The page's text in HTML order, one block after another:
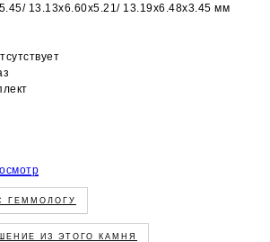
13.13х6.60х5.21/ 13.19х6.48х3.45 мм
ГЕММОЛОГУ
ИЗ ЭТОГО КАМНЯ